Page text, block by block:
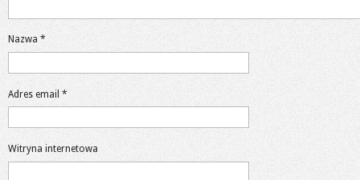
Nazwa *
Adres email *
Witryna internetowa